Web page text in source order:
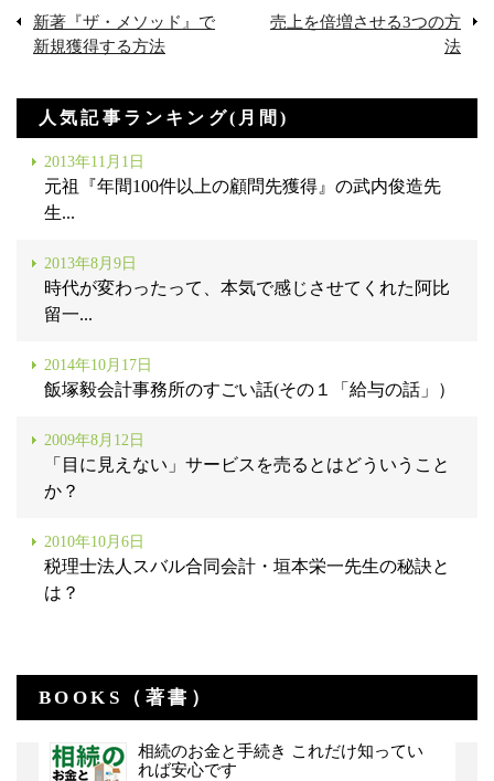
新著『ザ・メソッド』で
新規獲得する方法
売上を倍増させる3つの方
法
人気記事ランキング(月間)
2013年11月1日
元祖『年間100件以上の顧問先獲得』の武内俊造先
生...
2013年8月9日
時代が変わったって、本気で感じさせてくれた阿比
留一...
2014年10月17日
飯塚毅会計事務所のすごい話(その１「給与の話」）
2009年8月12日
「目に見えない」サービスを売るとはどういうこと
か？
2010年10月6日
税理士法人スバル合同会計・垣本栄一先生の秘訣と
は？
BOOKS（著書）
相続のお金と手続き これだけ知ってい
れば安心です